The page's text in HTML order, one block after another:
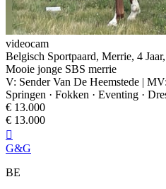
videocam
Belgisch Sportpaard, Merrie, 4
Mooie jonge SBS merrie
V: Sender Van De Heemstede |
Springen · Fokken · Eventing ·
€ 13.000
€ 13.000

G&G
BE